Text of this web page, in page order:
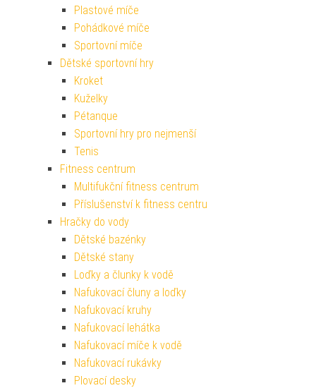
Plastové míče
Pohádkové míče
Sportovní míče
Dětské sportovní hry
Kroket
Kuželky
Pétanque
Sportovní hry pro nejmenší
Tenis
Fitness centrum
Multifukční fitness centrum
Příslušenství k fitness centru
Hračky do vody
Dětské bazénky
Dětské stany
Loďky a člunky k vodě
Nafukovací čluny a loďky
Nafukovací kruhy
Nafukovací lehátka
Nafukovací míče k vodě
Nafukovací rukávky
Plovací desky